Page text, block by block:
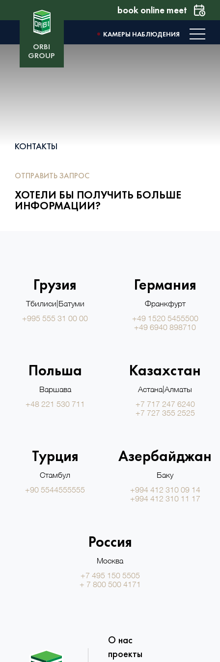
book online meet
ORBI
GROUP
КАМЕРЫ НАБЛЮДЕНИЯ
КОНТАКТЫ
ОТПРАВИТЬ ЗАПРОС
ХОТЕЛИ БЫ ПОЛУЧИТЬ БОЛЬШЕ
ИНФОРМАЦИИ?
Грузия
Тбилиси|Батуми
+995 555 31 00 00
Германия
Франкфурт
+49 1520 5455500
+49 6940 898710
Польша
Варшава
+48 221 530 711
Казахстан
Астана|Алматы
+7 717 247 6240
+7 727 355 2525
Турция
Стамбул
+90 5544555555
Азербайджан
Баку
+994 412 310 09 14
+994 412 310 11 17
Россия
Москва
+7 495 150 5505
+ 7 800 500 4171
О нас
проекты